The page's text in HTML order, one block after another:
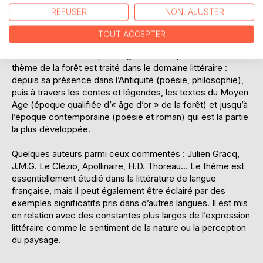
l’époque actuelle), économiques (des diverses formes de
l’exploitation forestière à la sylviculture), symboliques
(dans les diverses cultures, mythes et religions).
thème de la forêt est traité dans le domaine littéraire :
depuis sa présence dans l’Antiquité (poésie, philosophie),
puis à travers les contes et légendes, les textes du Moyen
Age (époque qualifiée d’« âge d’or » de la forêt) et jusqu’à
l’époque contemporaine (poésie et roman) qui est la partie
la plus développée.
Quelques auteurs parmi ceux commentés : Julien Gracq,
J.M.G. Le Clézio, Apollinaire, H.D. Thoreau… Le thème est
essentiellement étudié dans la littérature de langue
française, mais il peut également être éclairé par des
exemples significatifs pris dans d’autres langues. Il est mis
en relation avec des constantes plus larges de l’expression
littéraire comme le sentiment de la nature ou la perception
du paysage.
REFUSER NON, AJUSTER
TOUT ACCEPTER